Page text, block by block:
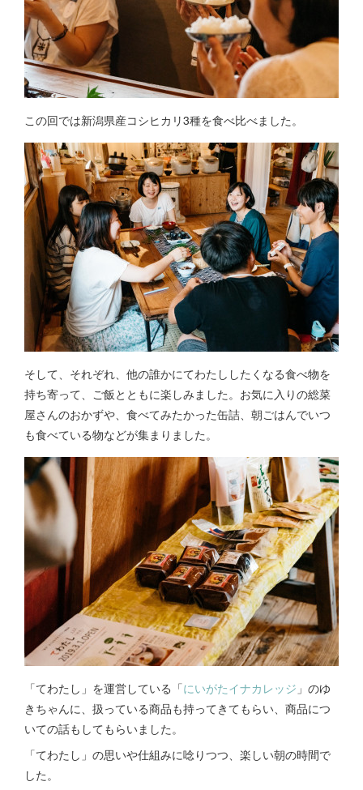
この回では新潟県産コシヒカリ3種を食べ比べました。
そして、それぞれ、他の誰かにてわたししたくなる食べ物を
持ち寄って、ご飯とともに楽しみました。お気に入りの総菜
屋さんのおかずや、食べてみたかった缶詰、朝ごはんでいつ
も食べている物などが集まりました。
「てわたし」を運営している「にいがたイナカレッジ 」のゆ
きちゃんに、扱っている商品も持ってきてもらい、商品につ
いての話もしてもらいました。
「てわたし」の思いや仕組みに唸りつつ、楽しい朝の時間で
した。